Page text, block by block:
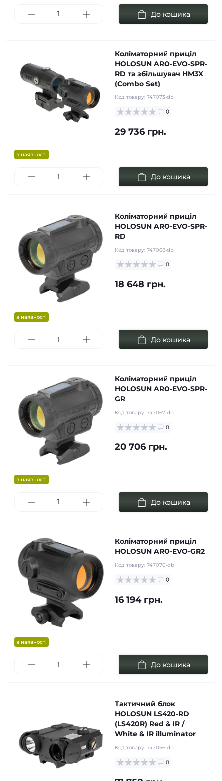
До кошика
в наявності
Коліматорний приціл
HOLOSUN ARO-EVO-SPR-
RD та збільшувач HM3X
(Combo Set)
Код товару: 747073-db
0
29 736 грн.
До кошика
в наявності
Коліматорний приціл
HOLOSUN ARO-EVO-SPR-
RD
Код товару: 747068-db
0
18 648 грн.
До кошика
в наявності
Коліматорний приціл
HOLOSUN ARO-EVO-SPR-
GR
Код товару: 747067-db
0
20 706 грн.
До кошика
в наявності
Коліматорний приціл
HOLOSUN ARO-EVO-GR2
Код товару: 747070-db
0
16 194 грн.
До кошика
Тактичний блок
HOLOSUN LS420-RD
(LS420R) Red & IR /
White & IR illuminator
Код товару: 747056-db
0